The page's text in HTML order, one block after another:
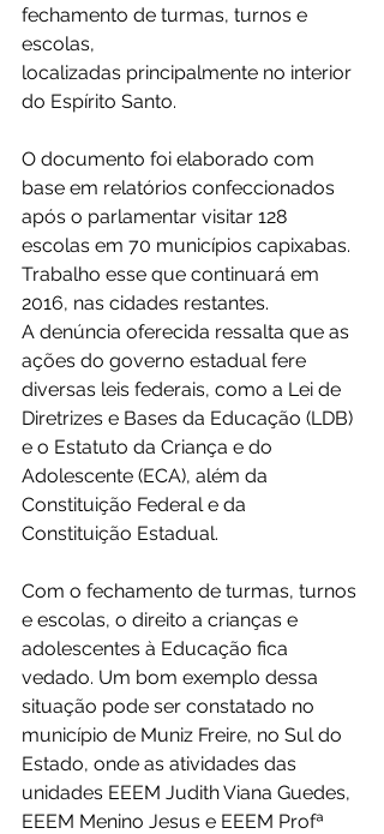
fechamento de turmas, turnos e
escolas,
localizadas principalmente no interior
do Espírito Santo.
O documento foi elaborado com
base em relatórios confeccionados
após o parlamentar visitar 128
escolas em 70 municípios capixabas.
Trabalho esse que continuará em
2016, nas cidades restantes.
A denúncia oferecida ressalta que as
ações do governo estadual fere
diversas leis federais, como a Lei de
Diretrizes e Bases da Educação (LDB)
e o Estatuto da Criança e do
Adolescente (ECA), além da
Constituição Federal e da
Constituição Estadual.
Com o fechamento de turmas, turnos
e escolas, o direito a crianças e
adolescentes à Educação fica
vedado. Um bom exemplo dessa
situação pode ser constatado no
município de Muniz Freire, no Sul do
Estado, onde as atividades das
unidades EEEM Judith Viana Guedes,
EEEM Menino Jesus e EEEM Profª